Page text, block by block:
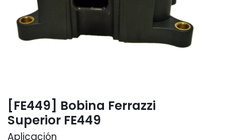
[FE449] Bobina Ferrazzi
Superior FE449
Aplicación